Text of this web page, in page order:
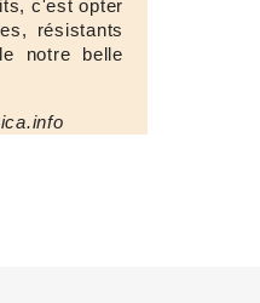
c'est opter
résistants
notre belle